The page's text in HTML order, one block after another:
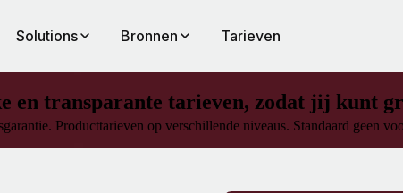
Solutions Bronnen Tarieven
en transparante tarieven, zodat jij kunt
Producttarieven op verschillende niveaus. Standaard geen